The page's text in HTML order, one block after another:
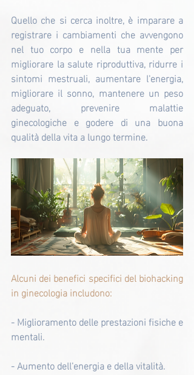
Quello che si cerca inoltre, è imparare a
registrare i cambiamenti che avvengono
nel tuo corpo e nella tua mente per
migliorare la salute riproduttiva, ridurre i
sintomi mestruali, aumentare l'energia,
migliorare il sonno, mantenere un peso
adeguato, prevenire malattie
ginecologiche e godere di una buona
qualità della vita a lungo termine.
Alcuni dei benefici specifici del biohacking
in ginecologia includono:
- Miglioramento delle prestazioni fisiche e
mentali.
- Aumento dell'energia e della vitalità.